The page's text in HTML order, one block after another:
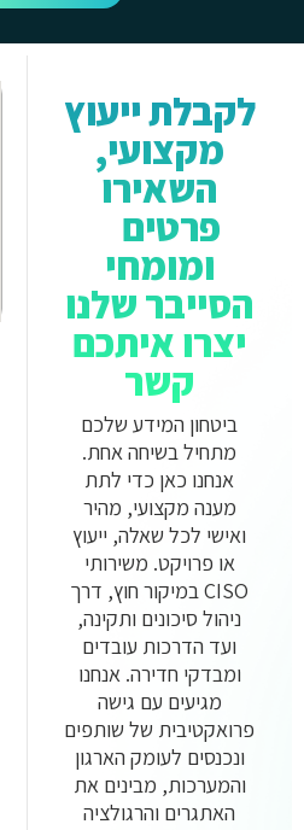
לקבלת ייעוץ
מקצועי,
השאירו
פרטים
ומומחי
הסייבר שלנו
יצרו איתכם
קשר
ביטחון המידע שלכם
מתחיל בשיחה אחת.
אנחנו כאן כדי לתת
מענה מקצועי, מהיר
ואישי לכל שאלה, ייעוץ
או פרויקט. משירותי
CISO במיקור חוץ, דרך
ניהול סיכונים ותקינה,
ועד הדרכות עובדים
ומבדקי חדירה. אנחנו
מגיעים עם גישה
פרואקטיבית של שותפים
ונכנסים לעומק הארגון
והמערכות, מבינים את
האתגרים והרגולציה